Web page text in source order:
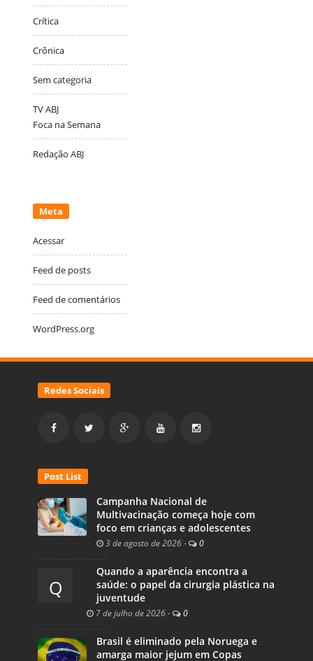
Crítica
Crônica
Sem categoria
TV ABJ
Foca na Semana
Redação ABJ
Meta
Acessar
Feed de posts
Feed de comentários
WordPress.org
Redes Sociais
Post List
Campanha Nacional de
Multivacinação começa hoje com
foco em crianças e adolescentes
3 de agosto de 2026 - 0
Q
Quando a aparência encontra a
saúde: o papel da cirurgia plástica na
juventude
7 de julho de 2026 - 0
Brasil é eliminado pela Noruega e
amarga maior jejum em Copas